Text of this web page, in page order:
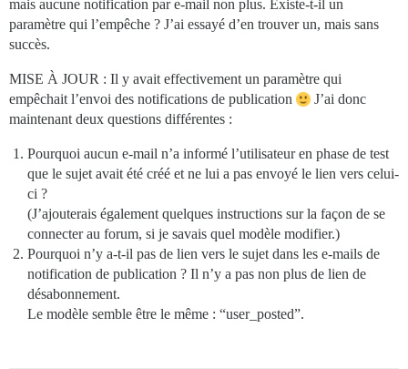
mais aucune notification par e-mail non plus. Existe-t-il un
paramètre qui l’empêche ? J’ai essayé d’en trouver un, mais sans
succès.
MISE À JOUR : Il y avait effectivement un paramètre qui
empêchait l’envoi des notifications de publication
J’ai donc
maintenant deux questions différentes :
Pourquoi aucun e-mail n’a informé l’utilisateur en phase de test
que le sujet avait été créé et ne lui a pas envoyé le lien vers celui-
ci ?
(J’ajouterais également quelques instructions sur la façon de se
connecter au forum, si je savais quel modèle modifier.)
Pourquoi n’y a-t-il pas de lien vers le sujet dans les e-mails de
notification de publication ? Il n’y a pas non plus de lien de
désabonnement.
Le modèle semble être le même : “user_posted”.